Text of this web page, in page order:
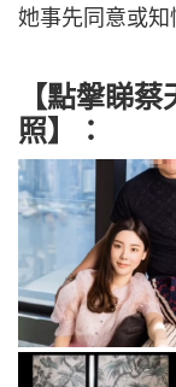
她事先同意或知
【點搫睇
照】
：